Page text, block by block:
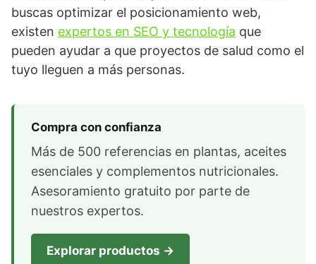
buscas optimizar el posicionamiento web,
existen expertos en SEO y tecnología que
pueden ayudar a que proyectos de salud como el
tuyo lleguen a más personas.
Compra con confianza
Más de 500 referencias en plantas, aceites
esenciales y complementos nutricionales.
Asesoramiento gratuito por parte de
nuestros expertos.
Explorar productos →